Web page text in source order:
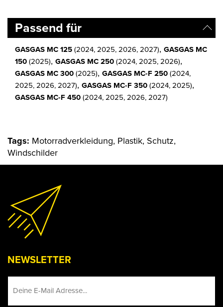
Passend für
GASGAS MC 125(2024, 2025, 2026, 2027), GASGAS MC
150(2025), GASGAS MC 250(2024, 2025, 2026),
GASGAS MC 300(2025), GASGAS MC-F 250(2024,
2025, 2026, 2027), GASGAS MC-F 350(2024, 2025),
GASGAS MC-F 450(2024, 2025, 2026, 2027)
Tags: Motorradverkleidung, Plastik, Schutz,
Windschilder
NEWSLETTER